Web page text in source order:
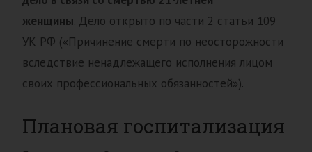
женщины. Дело открыто по части 2 статьи 109
УК РФ («Причинение смерти по неосторожности
вследствие ненадлежащего исполнения лицом
своих профессиональных обязанностей»).
Плановая госпитализация